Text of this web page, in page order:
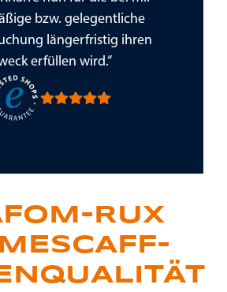
bzw. gelegentliche
längerfristig ihren
erfüllen wird.“
RUX